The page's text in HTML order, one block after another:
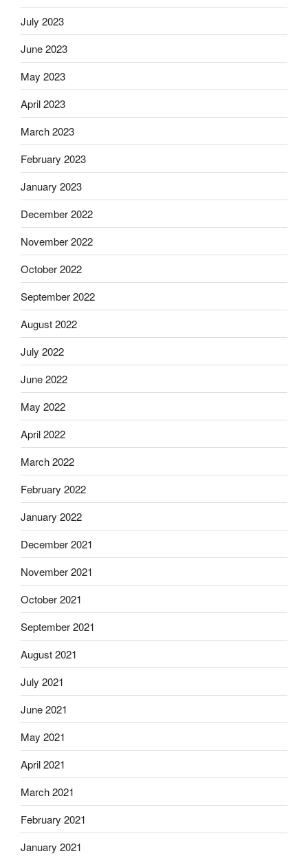
July 2023
June 2023
May 2023
April 2023
March 2023
February 2023
January 2023
December 2022
November 2022
October 2022
September 2022
August 2022
July 2022
June 2022
May 2022
April 2022
March 2022
February 2022
January 2022
December 2021
November 2021
October 2021
September 2021
August 2021
July 2021
June 2021
May 2021
April 2021
March 2021
February 2021
January 2021